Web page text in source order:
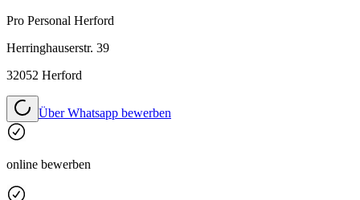
Pro Personal Herford
Herringhauserstr. 39
32052 Herford
Über Whatsapp bewerben
online bewerben